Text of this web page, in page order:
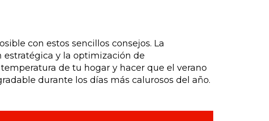
con estos sencillos consejos. La
estratégica y la optimización de
de tu hogar y hacer que el verano
durante los días más calurosos del año.